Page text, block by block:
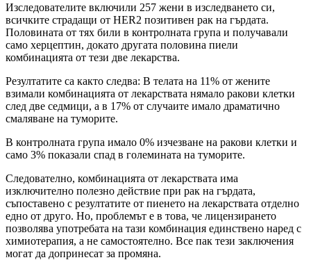
Изследователите включили 257 жени в изследването си,
всичките страдащи от HER2 позитивен рак на гърдата.
Половината от тях били в контролната група и получавали
само херцептин, докато другата половина пиели
комбинацията от тези две лекарства.
Резултатите са както следва: В телата на 11% от жените
взимали комбинацията от лекарствата нямало ракови клетки
след две седмици, а в 17% от случаите имало драматично
смаляване на туморите.
В контролната група имало 0% изчезване на ракови клетки и
само 3% показали спад в големината на туморите.
Следователно, комбинацията от лекарствата има
изключително полезно действие при рак на гърдата,
съпоставено с резултатите от пиенето на лекарствата отделно
едно от друго. Но, проблемът е в това, че лицензирането
позволява употребата на тази комбинация единствено наред с
химиотерапия, а не самостоятелно. Все пак тези заключения
могат да допринесат за промяна.